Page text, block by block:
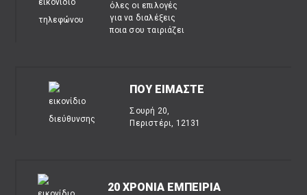
όλες οι επιλογές
για να διαλέξεις
ποια σου ταιριάζει
ΠΟΥ ΕΙΜΑΣΤΕ
Σουρή 20,
Περιστέρι, 12131
20 ΧΡΟΝΙΑ ΕΜΠΕΙΡΙΑ